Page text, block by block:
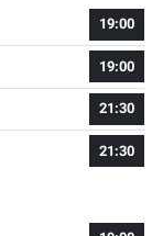
19:00
19:00
21:30
21:30